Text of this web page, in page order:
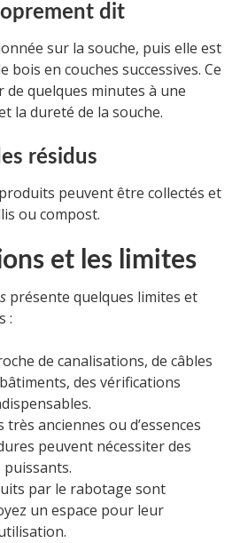
dit
sur la souche, puis elle est
en couches successives. Ce
quelques minutes à une
la dureté de la souche.
résidus
peuvent être collectés et
ou compost.
et les limites
présente quelques limites et
:
de canalisations, de câbles
des vérifications
anciennes ou d’essences
peuvent nécessiter des
par le rabotage sont
un espace pour leur